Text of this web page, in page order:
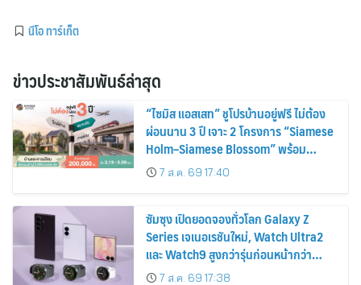
นีโอ ทาร์เก็ต
ข่าวประชาสัมพันธ์ล่าสุด
“ไซมิส แอสเสท” ชูโปรบ้านอยู่ฟรี ไม่ต้อง
ผ่อนนาน 3 ปี เจาะ 2 โครงการ “Siamese
Holm–Siamese Blossom” พร้อม
ส่วนลดและสิทธิพิเศษถึง 31 สิงหาคม
2569
7 ส.ค. 69 17:40
ซัมซุง เปิดยอดจองทั่วโลก Galaxy Z
Series เจเนอเรชันใหม่, Watch Ultra2
และ Watch9 สูงกว่ารุ่นก่อนหน้ากว่า
30%7 ส.ค. 69 17:38